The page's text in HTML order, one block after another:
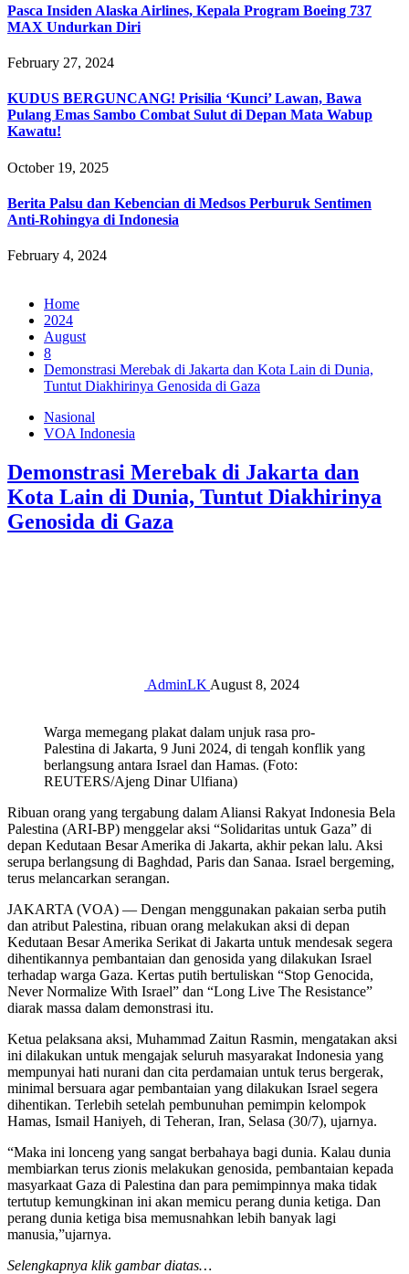
Pasca Insiden Alaska Airlines, Kepala Program Boeing 737
MAX Undurkan Diri
February 27, 2024
KUDUS BERGUNCANG! Prisilia ‘Kunci’ Lawan, Bawa
Pulang Emas Sambo Combat Sulut di Depan Mata Wabup
Kawatu!
October 19, 2025
Berita Palsu dan Kebencian di Medsos Perburuk Sentimen
Anti-Rohingya di Indonesia
February 4, 2024
Home
2024
August
8
Demonstrasi Merebak di Jakarta dan Kota Lain di Dunia,
Tuntut Diakhirinya Genosida di Gaza
Nasional
VOA Indonesia
Demonstrasi Merebak di Jakarta dan
Kota Lain di Dunia, Tuntut Diakhirinya
Genosida di Gaza
AdminLK August 8, 2024
Warga memegang plakat dalam unjuk rasa pro-
Palestina di Jakarta, 9 Juni 2024, di tengah konflik yang
berlangsung antara Israel dan Hamas. (Foto:
REUTERS/Ajeng Dinar Ulfiana)
Ribuan orang yang tergabung dalam Aliansi Rakyat Indonesia Bela
Palestina (ARI-BP) menggelar aksi “Solidaritas untuk Gaza” di
depan Kedutaan Besar Amerika di Jakarta, akhir pekan lalu. Aksi
serupa berlangsung di Baghdad, Paris dan Sanaa. Israel bergeming,
terus melancarkan serangan.
JAKARTA (VOA) — Dengan menggunakan pakaian serba putih
dan atribut Palestina, ribuan orang melakukan aksi di depan
Kedutaan Besar Amerika Serikat di Jakarta untuk mendesak segera
dihentikannya pembantaian dan genosida yang dilakukan Israel
terhadap warga Gaza. Kertas putih bertuliskan “Stop Genocida,
Never Normalize With Israel” dan “Long Live The Resistance”
diarak massa dalam demonstrasi itu.
Ketua pelaksana aksi, Muhammad Zaitun Rasmin, mengatakan aksi
ini dilakukan untuk mengajak seluruh masyarakat Indonesia yang
mempunyai hati nurani dan cita perdamaian untuk terus bergerak,
minimal bersuara agar pembantaian yang dilakukan Israel segera
dihentikan. Terlebih setelah pembunuhan pemimpin kelompok
Hamas, Ismail Haniyeh, di Teheran, Iran, Selasa (30/7), ujarnya.
“Maka ini lonceng yang sangat berbahaya bagi dunia. Kalau dunia
membiarkan terus zionis melakukan genosida, pembantaian kepada
masyarkaat Gaza di Palestina dan para pemimpinnya maka tidak
tertutup kemungkinan ini akan memicu perang dunia ketiga. Dan
perang dunia ketiga bisa memusnahkan lebih banyak lagi
manusia,”ujarnya.
Selengkapnya klik gambar diatas…